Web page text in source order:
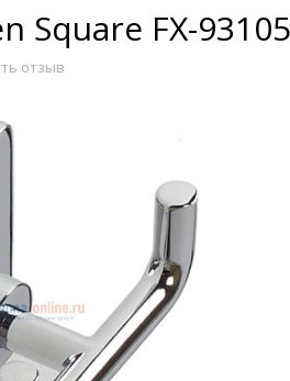
Square FX-
отзыв